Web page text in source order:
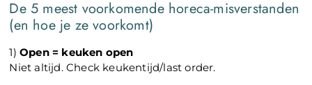
De 5 meest voorkomende horeca-misverstanden
(en hoe je ze voorkomt)
1)Open = keuken open
Niet altijd. Check keukentijd/last order.